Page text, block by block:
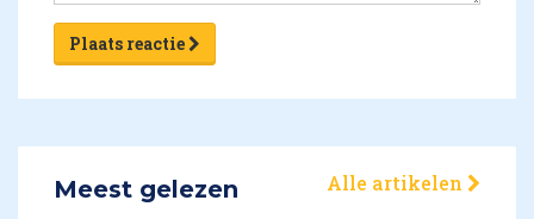
Plaats reactie
Meest gelezen Alle artikelen